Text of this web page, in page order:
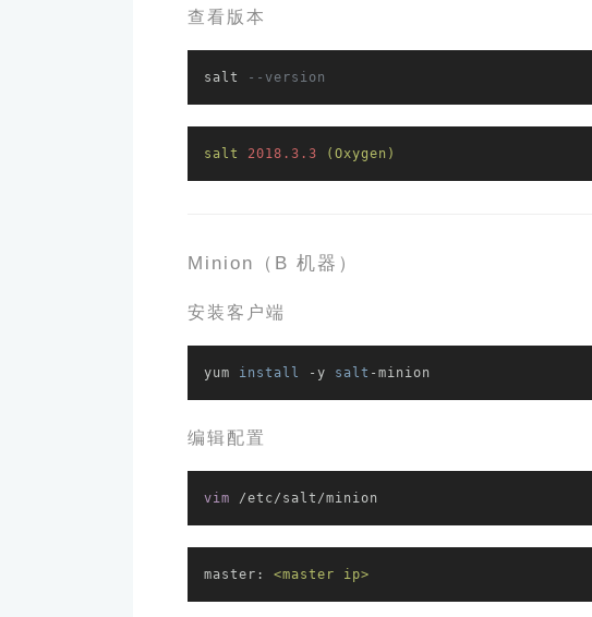
查看版本
salt --version
salt 2018.3 .3 (Oxygen)
Minion（B 机器）
安装客户端
yum install -y salt -minion
编辑配置
vim /etc/salt/minion
master: <master ip>